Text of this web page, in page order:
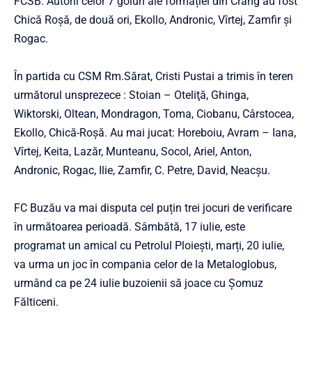
Chică Roşă, de două ori, Ekollo, Andronic, Vîrtej, Zamfir și
Rogac.
În partida cu CSM Rm.Sărat, Cristi Pustai a trimis în teren
următorul unsprezece : Stoian – Oteliţă, Ghinga,
Wiktorski, Oltean, Mondragon, Toma, Ciobanu, Cârstocea,
Ekollo, Chică-Roşă. Au mai jucat: Horeboiu, Avram – Iana,
Vîrtej, Keita, Lazăr, Munteanu, Socol, Ariel, Anton,
Andronic, Rogac, Ilie, Zamfir, C. Petre, David, Neacşu.
FC Buzău va mai disputa cel puțin trei jocuri de verificare
în următoarea perioadă. Sâmbătă, 17 iulie, este
programat un amical cu Petrolul Ploiești, marți, 20 iulie,
va urma un joc în compania celor de la Metaloglobus,
urmând ca pe 24 iulie buzoienii să joace cu Șomuz
Fălticeni.